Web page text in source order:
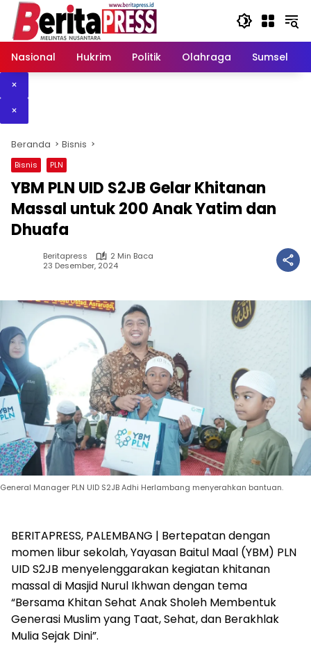
Langsung
konten
Nasional
Hukrim Politik Olahraga Sumsel
×
×
Beranda Bisnis
Bisnis PLN
YBM PLN UID S2JB Gelar Khitanan
Massal untuk 200 Anak Yatim dan
Dhuafa
Beritapress
2 Min Baca
23 Desember, 2024
General Manager PLN UID S2JB Adhi Herlambang menyerahkan bantuan.
BERITAPRESS, PALEMBANG | Bertepatan dengan
momen libur sekolah, Yayasan Baitul Maal (YBM) PLN
UID S2JB menyelenggarakan kegiatan khitanan
massal di Masjid Nurul Ikhwan dengan tema
“Bersama Khitan Sehat Anak Sholeh Membentuk
Generasi Muslim yang Taat, Sehat, dan Berakhlak
Mulia Sejak Dini”.